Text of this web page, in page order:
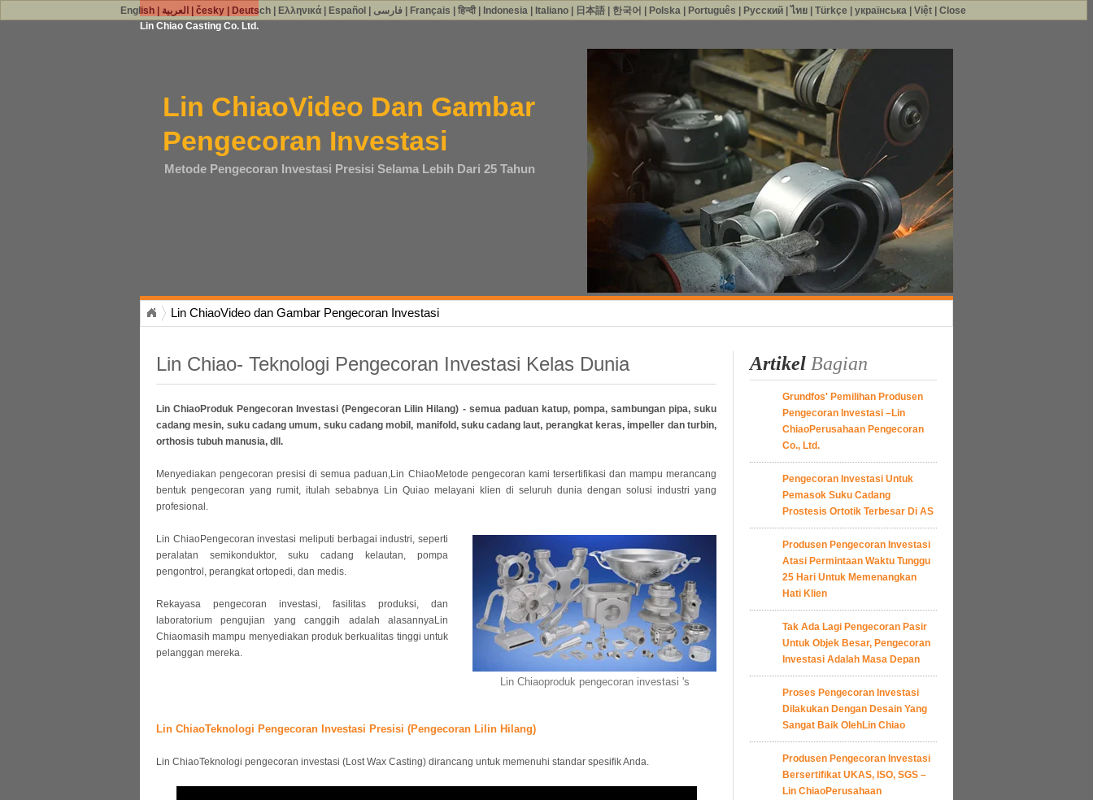
Lin Chiao Casting Co. Ltd.
Lin ChiaoVideo Dan Gambar
Pengecoran Investasi
Metode Pengecoran Investasi Presisi Selama Lebih Dari 25 Tahun
Lin ChiaoVideo dan Gambar Pengecoran Investasi
Lin Chiao- Teknologi Pengecoran Investasi Kelas Dunia
Lin ChiaoProduk Pengecoran Investasi (Pengecoran Lilin Hilang) - semua paduan katup, pompa, sambungan pipa, suku
cadang mesin, suku cadang umum, suku cadang mobil, manifold, suku cadang laut, perangkat keras, impeller dan turbin,
orthosis tubuh manusia, dll.
Menyediakan pengecoran presisi di semua paduan,Lin ChiaoMetode pengecoran kami tersertifikasi dan mampu merancang
bentuk pengecoran yang rumit, itulah sebabnya Lin Quiao melayani klien di seluruh dunia dengan solusi industri yang
profesional.
Lin Chiaoproduk pengecoran investasi 's
Lin ChiaoPengecoran investasi meliputi berbagai industri, seperti
peralatan semikonduktor, suku cadang kelautan, pompa
pengontrol, perangkat ortopedi, dan medis.
Rekayasa pengecoran investasi, fasilitas produksi, dan
laboratorium pengujian yang canggih adalah alasannyaLin
Chiaomasih mampu menyediakan produk berkualitas tinggi untuk
pelanggan mereka.
Lin ChiaoTeknologi Pengecoran Investasi Presisi (Pengecoran Lilin Hilang)
Lin ChiaoTeknologi pengecoran investasi (Lost Wax Casting) dirancang untuk memenuhi standar spesifik Anda.
Artikel Bagian
Grundfos' Pemilihan Produsen
Pengecoran Investasi –Lin
ChiaoPerusahaan Pengecoran
Co., Ltd.
Pengecoran Investasi Untuk
Pemasok Suku Cadang
Prostesis Ortotik Terbesar Di AS
Produsen Pengecoran Investasi
Atasi Permintaan Waktu Tunggu
25 Hari Untuk Memenangkan
Hati Klien
Tak Ada Lagi Pengecoran Pasir
Untuk Objek Besar, Pengecoran
Investasi Adalah Masa Depan
Proses Pengecoran Investasi
Dilakukan Dengan Desain Yang
Sangat Baik OlehLin Chiao
Produsen Pengecoran Investasi
Bersertifikat UKAS, ISO, SGS –
Lin ChiaoPerusahaan
English العربية |česky Deutsch Ελληνικά Español فارسی Français |हिन्दी| Indonesia Italiano 日本語 한국어 Polska Português Русский |ไทย |Türkçe |українська |Việt |Close